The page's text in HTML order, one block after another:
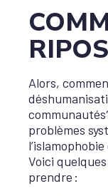
Alors,
problèmes
Voici
prendre :